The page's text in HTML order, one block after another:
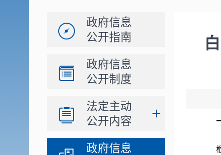
政府信息
公开指南
政府信息
公开制度
法定主动
公开内容
政府信息
根